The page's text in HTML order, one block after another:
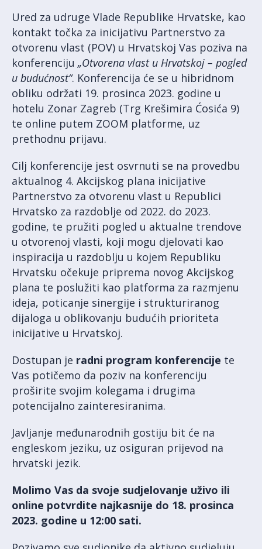
Ured za udruge Vlade Republike Hrvatske, kao
kontakt točka za inicijativu Partnerstvo za
otvorenu vlast (POV) u Hrvatskoj Vas poziva na
konferenciju „Otvorena vlast u Hrvatskoj – pogled
u budućnost“. Konferencija će se u hibridnom
obliku održati 19. prosinca 2023. godine u
hotelu Zonar Zagreb (Trg Krešimira Ćosića 9)
te online putem ZOOM platforme, uz
prethodnu prijavu.
Cilj konferencije jest osvrnuti se na provedbu
aktualnog 4. Akcijskog plana inicijative
Partnerstvo za otvorenu vlast u Republici
Hrvatsko za razdoblje od 2022. do 2023.
godine, te pružiti pogled u aktualne trendove
u otvorenoj vlasti, koji mogu djelovati kao
inspiracija u razdoblju u kojem Republiku
Hrvatsku očekuje priprema novog Akcijskog
plana te poslužiti kao platforma za razmjenu
ideja, poticanje sinergije i strukturiranog
dijaloga u oblikovanju budućih prioriteta
inicijative u Hrvatskoj.
Dostupan je radni program konferencije te
Vas potičemo da poziv na konferenciju
proširite svojim kolegama i drugima
potencijalno zainteresiranima.
Javljanje međunarodnih gostiju bit će na
engleskom jeziku, uz osiguran prijevod na
hrvatski jezik.
Molimo Vas da svoje sudjelovanje uživo ili
online potvrdite najkasnije do 18. prosinca
2023. godine u 12:00 sati.